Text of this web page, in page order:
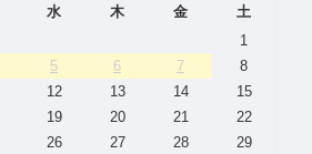
水 木 金
土
1
5 6 7
8
12 13 14
15
19 20 21
22
26 27 28
29